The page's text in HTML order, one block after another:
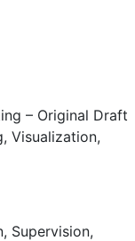
– Original Draft
Visualization
Supervision